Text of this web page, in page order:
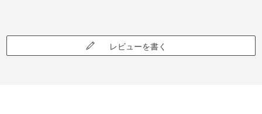
レビューを書く